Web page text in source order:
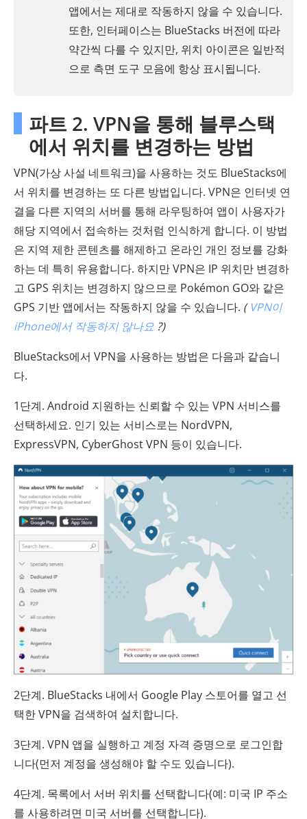
앱에서는 제대로 작동하지 않을 수 있습니다.
또한, 인터페이스는 BlueStacks 버전에 따라
약간씩 다를 수 있지만, 위치 아이콘은 일반적
으로 측면 도구 모음에 항상 표시됩니다.
파트 2. VPN을 통해 블루스택
에서 위치를 변경하는 방법
VPN(가상 사설 네트워크)을 사용하는 것도 BlueStacks에
서 위치를 변경하는 또 다른 방법입니다. VPN은 인터넷 연
결을 다른 지역의 서버를 통해 라우팅하여 앱이 사용자가
해당 지역에서 접속하는 것처럼 인식하게 합니다. 이 방법
은 지역 제한 콘텐츠를 해제하고 온라인 개인 정보를 강화
하는 데 특히 유용합니다. 하지만 VPN은 IP 위치만 변경하
고 GPS 위치는 변경하지 않으므로 Pokémon GO와 같은
GPS 기반 앱에서는 작동하지 않을 수 있습니다. ( VPN이
iPhone에서 작동하지 않나요 ?)
BlueStacks에서 VPN을 사용하는 방법은 다음과 같습니
다.
1단계. Android 지원하는 신뢰할 수 있는 VPN 서비스를
선택하세요. 인기 있는 서비스로는 NordVPN,
ExpressVPN, CyberGhost VPN 등이 있습니다.
2단계. BlueStacks 내에서 Google Play 스토어를 열고 선
택한 VPN을 검색하여 설치합니다.
3단계. VPN 앱을 실행하고 계정 자격 증명으로 로그인합
니다(먼저 계정을 생성해야 할 수도 있습니다).
4단계. 목록에서 서버 위치를 선택합니다(예: 미국 IP 주소
를 사용하려면 미국 서버를 선택합니다).